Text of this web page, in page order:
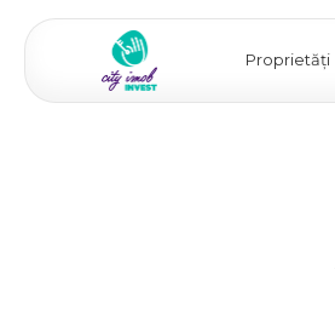
Proprietăți